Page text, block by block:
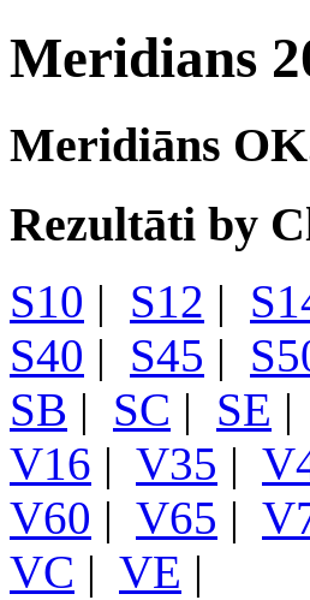
Meridians
Meridiāns
Rezultāti by
S10 | S12 |
S40 | S45 |
SB | SC | SE |
V16 | V35 |
V60 | V65 |
VC | VE |